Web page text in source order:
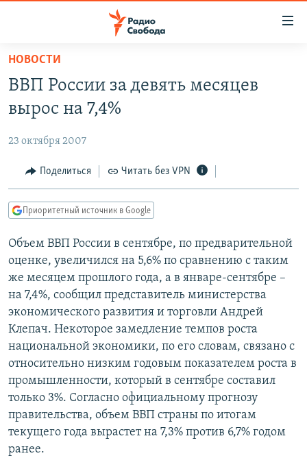
упрощенного
доступа
основному
Вернутся
главной
навигации
Вернутся
поиску
АВТОРСКИЕ ПРОЕКТЫ
ЦИТАТЫ СВОБОДЫ
МНЕНИЯ
IDEL.РЕАЛИИ
КАВКАЗ.РЕАЛИИ
СЕВЕР.РЕАЛИИ
СИБИРЬ.РЕАЛИИ
РАСПИСАНИЕ ВЕЩАНИЯ
ПОДПИШИТЕСЬ НА РАССЫЛКУ
СОЦИАЛЬНЫЕ СЕТИ
НОВОСТИ
ВВП России за девять месяцев
вырос на 7,4%
23 октября 2007
Поделиться Читать без VPN
Приоритетный источник в Google
Объем ВВП России в сентябре, по предварительной
оценке, увеличился на 5,6% по сравнению с таким
же месяцем прошлого года, а в январе-сентябре –
на 7,4%, сообщил представитель министерства
экономического развития и торговли Андрей
Клепач. Некоторое замедление темпов роста
национальной экономики, по его словам, связано с
относительно низким годовым показателем роста в
промышленности, который в сентябре составил
только 3%. Согласно официальному прогнозу
правительства, объем ВВП страны по итогам
текущего года вырастет на 7,3% против 6,7% годом
ранее.